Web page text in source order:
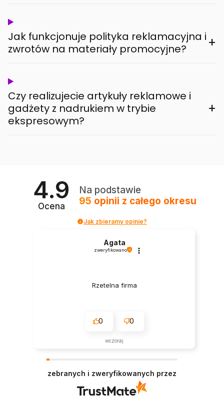
Jak funkcjonuje polityka reklamacyjna i
zwrotów na materiały promocyjne?
+
Czy realizujecie artykuły reklamowe i
gadżety z nadrukiem w trybie
ekspresowym?
+
4.9
Ocena
Na podstawie
95 opinii z całego okresu
Jak zbieramy opinie?
Agata
zweryfikowano
Rzetelna firma
0 0
wczoraj
zebranych i zweryfikowanych przez